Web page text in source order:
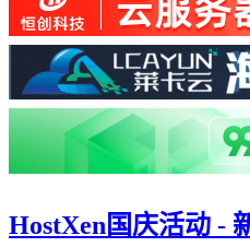
HostXen国庆活动 -